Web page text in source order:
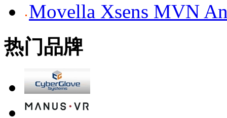
Movella Xsens MVN
热门品牌